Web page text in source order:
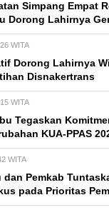
Simpang Empat
Dorong Lahirnya
WITA
Dorong Lahirnya
Disnakertrans
WITA
Tegaskan
KUA-PPAS
WITA
dan Pemkab
pada Prioritas